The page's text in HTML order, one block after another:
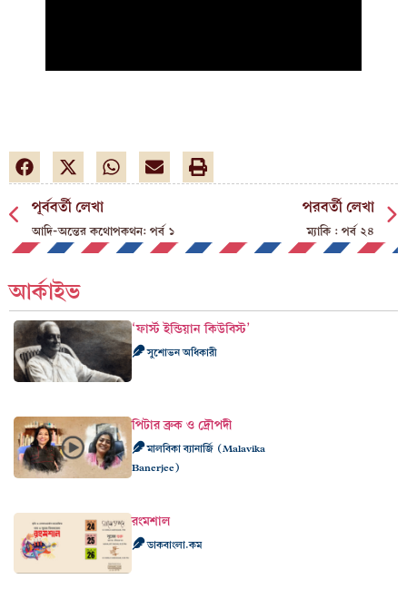
পূর্ববর্তী লেখা
আদি-অন্তের কথোপকথন: পর্ব ১
পরবর্তী লেখা
ম্যাকি : পর্ব ২৪
আর্কাইভ
‘ফার্স্ট ইন্ডিয়ান কিউবিস্ট’
সুশোভন অধিকারী
পিটার ব্রুক ও দ্রৌপদী
মালবিকা ব্যানার্জি (Malavika
Banerjee)
রংমশাল
ডাকবাংলা.কম